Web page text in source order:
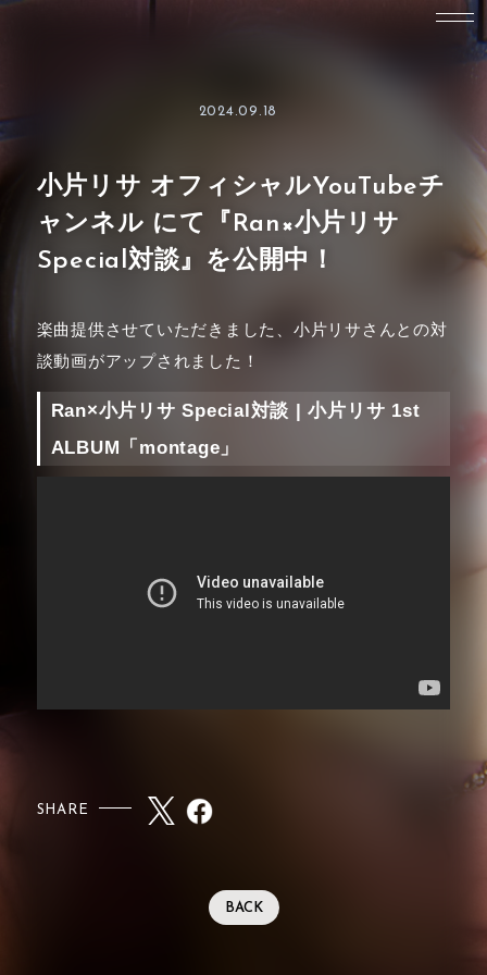
2024.09.18
小片リサ オフィシャルYouTubeチ
ャンネル にて『Ran×小片リサ
Special対談』を公開中！
楽曲提供させていただきました、小片リサさんとの対
談動画がアップされました！
Ran×小片リサ Special対談 | 小片リサ 1st
ALBUM「montage」
SHARE
BACK